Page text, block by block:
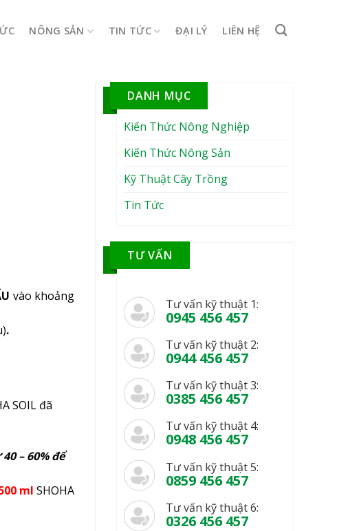
NÔNG SẢN TIN TỨC ĐẠI LÝ LIÊN HỆ
vào khoảng
.
SOIL đã
– 60% để
ml SHOHA
DANH MỤC
Kiến Thức Nông Nghiệp
Kiến Thức Nông Sản
Kỹ Thuật Cây Trồng
Tin Tức
TƯ VẤN
Tư vấn kỹ thuật 1:
0945 456 457
Tư vấn kỹ thuật 2:
0944 456 457
Tư vấn kỹ thuật 3:
0385 456 457
Tư vấn kỹ thuật 4:
0948 456 457
Tư vấn kỹ thuật 5:
0859 456 457
Tư vấn kỹ thuật 6:
0326 456 457